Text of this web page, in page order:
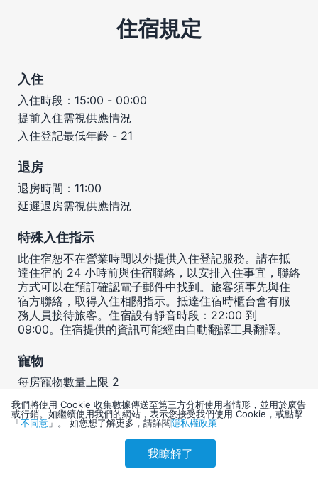
刷卡優惠 會員訂購
住宿規定
入住
入住時段：15:00 - 00:00
提前入住需視供應情況
入住登記最低年齡 - 21
退房
退房時間：11:00
延遲退房需視供應情況
特殊入住指示
此住宿恕不在營業時間以外提供入住登記服務。請在抵
達住宿的 24 小時前與住宿聯絡，以安排入住事宜，聯絡
方式可以在預訂確認電子郵件中找到。旅客須事先與住
宿方聯絡，取得入住相關指示。抵達住宿時櫃台會有服
務人員接待旅客。住宿設有靜音時段：22:00 到
09:00。住宿提供的資訊可能經由自動翻譯工具翻譯。
寵物
每房寵物數量上限 2
每隻寵物體重上限 (磅)： 75
僅允許攜帶貓和狗入住
我們將使用 Cookie 收集數據傳送至第三方分析使用者情形，並用於廣告
或行銷。如繼續使用我們的網站，表示您接受我們使用 Cookie，或點擊
「不同意 」。 如您想了解更多，請詳閱隱私權政策
我瞭解了